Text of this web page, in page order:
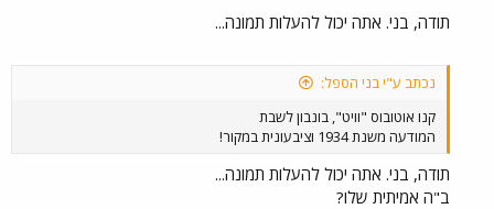
תודה, בני. אתה יכול להעלות תמונה...
נכתב ע"י בני הספל:
קנו אוטובוס "וויט", בונבון לשבת
המודעה משנת 1934 וציבעונית במקור!
תודה, בני. אתה יכול להעלות תמונה...
ב"ה אמיתית שלו?